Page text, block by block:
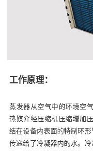
工作原理：
蒸发器从空气中的环境空
热媒介经压缩机压缩增加
结在设备内表面的特制环
传递给了冷凝器内的水。